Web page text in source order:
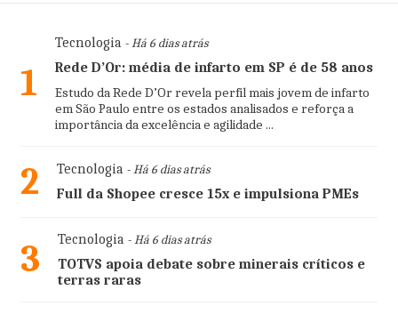
1
Tecnologia- Há 6 dias atrás
Rede D’Or: média de infarto em SP é de 58 anos
Estudo da Rede D’Or revela perfil mais jovem de infarto
em São Paulo entre os estados analisados e reforça a
importância da excelência e agilidade ...
2 Tecnologia- Há 6 dias atrás
Full da Shopee cresce 15x e impulsiona PMEs
3 Tecnologia- Há 6 dias atrás
TOTVS apoia debate sobre minerais críticos e
terras raras